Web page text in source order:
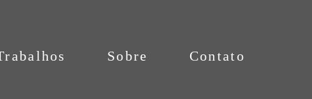
Sobre Contato